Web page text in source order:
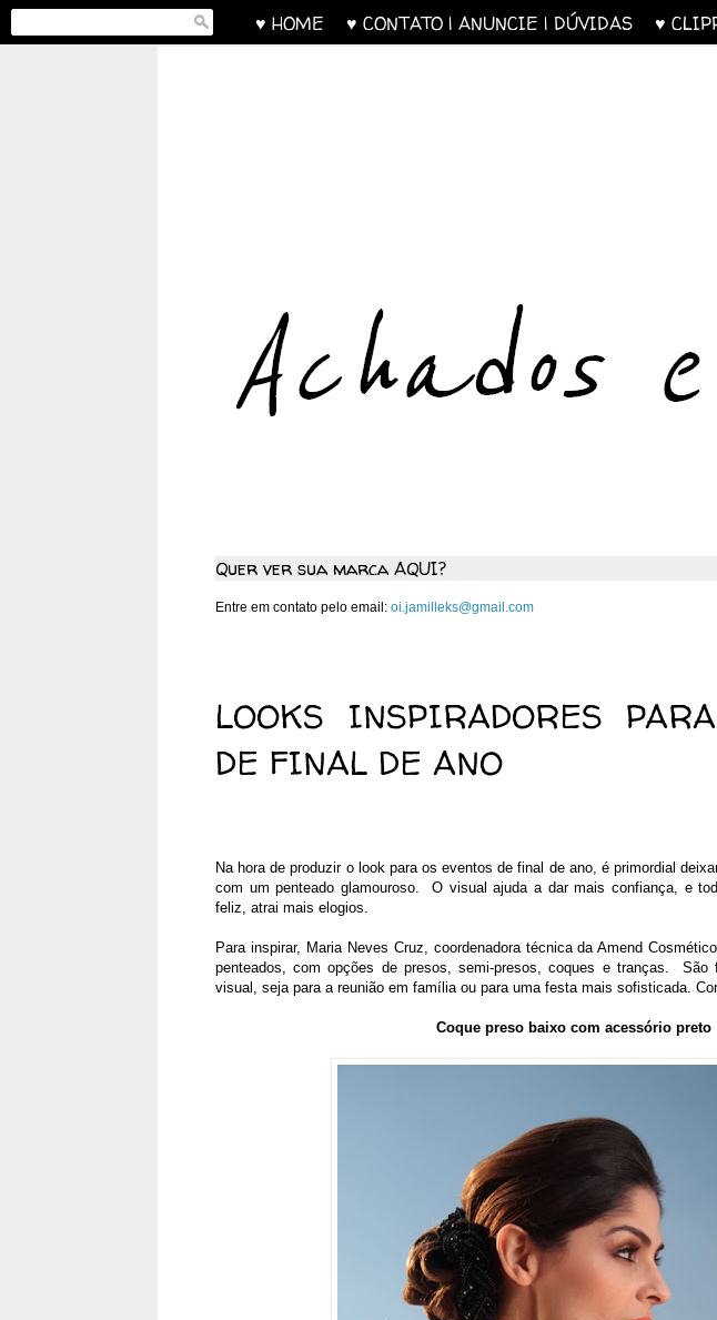
♥ HOME ♥ CONTATO | ANUNCIE | DÚVIDAS ♥
Quer ver sua marca AQUI?
Entre em contato pelo email: oi.jamilleks@gmail.com
LOOKS INSPIRADORES
DE FINAL DE ANO
Na hora de produzir o look para os eventos de final de ano, é primordial
com um penteado glamouroso. O visual ajuda a dar mais confiança, e
feliz, atrai mais elogios.
Para inspirar, Maria Neves Cruz, coordenadora técnica da Amend
penteados, com opções de presos, semi-presos, coques e tranças.
visual, seja para a reunião em família ou para uma festa mais sofisticada.
Coque preso baixo com acessório preto